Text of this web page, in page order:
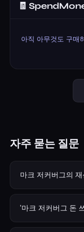
🧾
아직 아무것도 구매
자주 묻는 질문
마크 저커버그의
2026년 기준 마크
달러(USD)입니다.
모 지분에서 비롯됩
'마크 저커버그 돈
원하는 타이머를 설